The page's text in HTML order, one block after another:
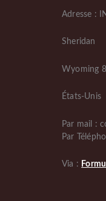
Adresse :
Sheridan
Wyoming
États-Unis
Par mail :
Par
Via :